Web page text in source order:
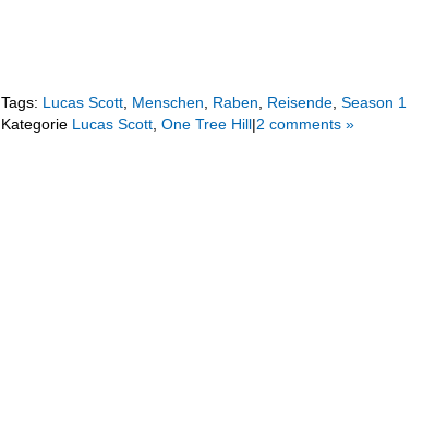
Tags: Lucas Scott, Menschen, Raben, Reisende, Season 1
Kategorie Lucas Scott, One Tree Hill 2 comments »